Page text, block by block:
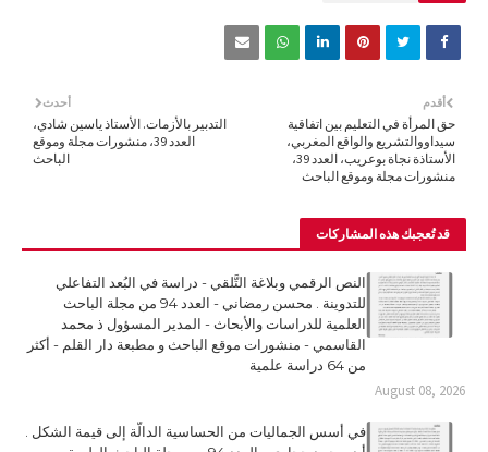
أحدث
التدبير بالأزمات. الأستاذ ياسين شادي،
العدد 39، منشورات مجلة وموقع
الباحث
أقدم
حق المرأة في التعليم بين اتفاقية
سيداووالتشريع والواقع المغربي،
الأستاذة نجاة بوعريب، العدد 39،
منشورات مجلة وموقع الباحث
قد تُعجبك هذه المشاركات
النص الرقمي وبلاغة التَّلقي - دراسة في البُعد التفاعلي
للتدوينة . محسن رمضاني - العدد 94 من مجلة الباحث
العلمية للدراسات والأبحاث - المدير المسؤول ذ محمد
القاسمي - منشورات موقع الباحث و مطبعة دار القلم - أكثر
من 64 دراسة علمية
August 08, 2026
في أسس الجماليات من الحساسية الدالّة إلى قيمة الشكل .